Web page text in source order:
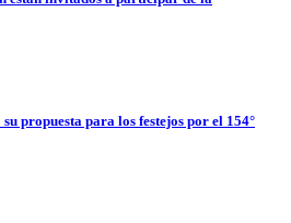
propuesta para los festejos por el 154°